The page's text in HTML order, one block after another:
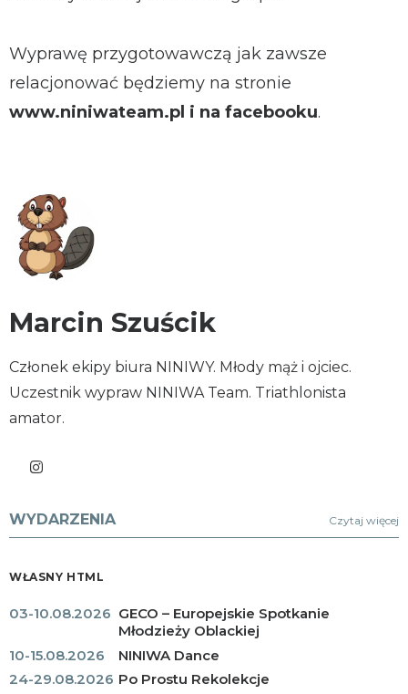
Wyprawę przygotowawczą jak zawsze
relacjonować będziemy na stronie
www.niniwateam.pl i na facebooku.
Marcin Szuścik
Członek ekipy biura NINIWY. Młody mąż i ojciec.
Uczestnik wypraw NINIWA Team. Triathlonista
amator.
WYDARZENIA Czytaj więcej
WŁASNY HTML
03-10.08.2026 GECO – Europejskie Spotkanie
Młodzieży Oblackiej
10-15.08.2026
NINIWA Dance
24-29.08.2026 Po Prostu Rekolekcje